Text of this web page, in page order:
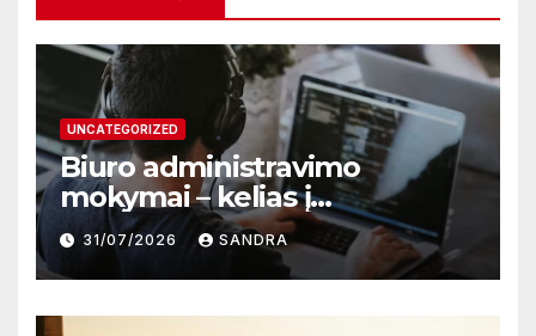
UNCATEGORIZED
Biuro administravimo
mokymai – kelias į
profesionalų ir efektyvų
darbą
31/07/2026 SANDRA